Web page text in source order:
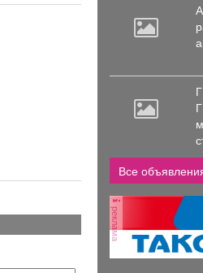
Все
реклама